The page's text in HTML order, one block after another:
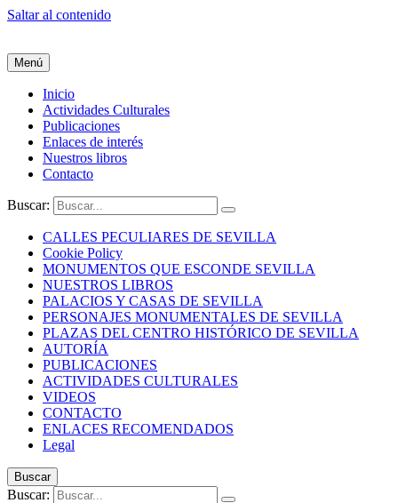
Saltar al contenido
Menú
Inicio
Actividades Culturales
Publicaciones
Enlaces de interés
Nuestros libros
Contacto
Buscar:
CALLES PECULIARES DE SEVILLA
Cookie Policy
MONUMENTOS QUE ESCONDE SEVILLA
NUESTROS LIBROS
PALACIOS Y CASAS DE SEVILLA
PERSONAJES MONUMENTALES DE SEVILLA
PLAZAS DEL CENTRO HISTÓRICO DE SEVILLA
AUTORÍA
PUBLICACIONES
ACTIVIDADES CULTURALES
VIDEOS
CONTACTO
ENLACES RECOMENDADOS
Legal
Buscar
Buscar: